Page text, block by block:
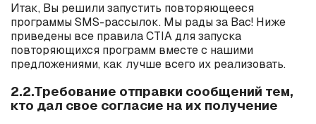
Итак, Вы решили запустить повторяющееся
программыSMS-рассылок. Мы рады за Вас! Ниже
приведены все правилаCTIAдля запуска
повторяющихся программ вместе с нашими
предложениями, как лучше всего их реализовать.
2.2.Требование отправки сообщений тем,
кто дал свое согласие на их получение